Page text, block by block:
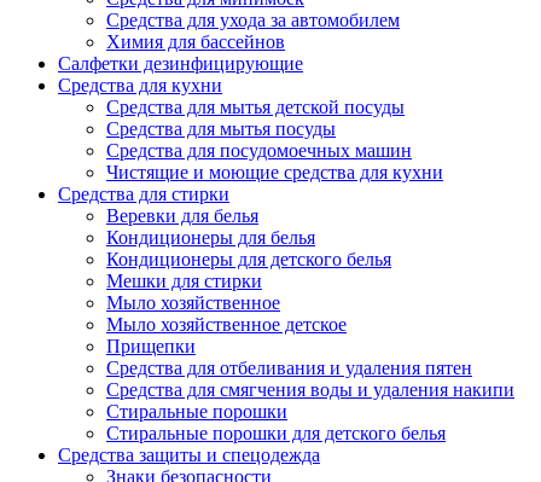
Средства для ухода за автомобилем
Химия для бассейнов
Салфетки дезинфицирующие
Средства для кухни
Средства для мытья детской посуды
Средства для мытья посуды
Средства для посудомоечных машин
Чистящие и моющие средства для кухни
Средства для стирки
Веревки для белья
Кондиционеры для белья
Кондиционеры для детского белья
Мешки для стирки
Мыло хозяйственное
Мыло хозяйственное детское
Прищепки
Средства для отбеливания и удаления пятен
Средства для смягчения воды и удаления накипи
Стиральные порошки
Стиральные порошки для детского белья
Средства защиты и спецодежда
Знаки безопасности